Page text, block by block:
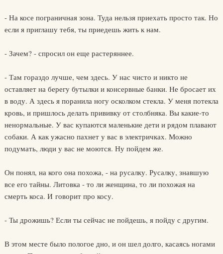
- На косе пограничная зона. Туда нельзя приехать просто так. Но
если я приглашу тебя, ты приедешь жить к нам.
- Зачем? - спросил он еще растеряннее.
- Там гораздо лучше, чем здесь. У нас чисто и никто не
оставляет на берегу бутылки и консервные банки. Не бросает их
в воду. А здесь я поранила ногу осколком стекла. У меня потекла
кровь, и пришлось делать прививку от столбняка. Вы какие-то
ненормальные. У вас купаются маленькие дети и рядом плавают
собаки. А как ужасно пахнет у вас в электричках. Можно
подумать, люди у вас не моются. Ну пойдем же.
Он понял, на кого она похожа, - на русалку. Русалку, знавшую
все его тайны. Литовка - то ли женщина, то ли похожая на
смерть коса. И говорит про косу.
- Ты дрожишь? Если ты сейчас не пойдешь, я пойду с другим.
В этом месте было пологое дно, и он шел долго, касаясь ногами